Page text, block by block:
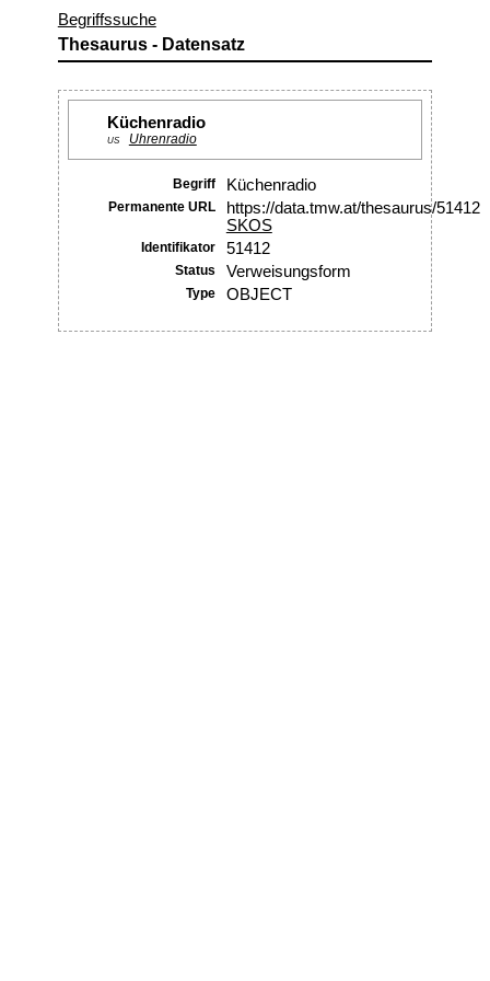
Begriffssuche
Thesaurus - Datensatz
Küchenradio
US Uhrenradio
Begriff Küchenradio
Permanente URL
https://data.tmw.at/thesaurus/51412
SKOS
Identifikator 51412
Status Verweisungsform
Type OBJECT